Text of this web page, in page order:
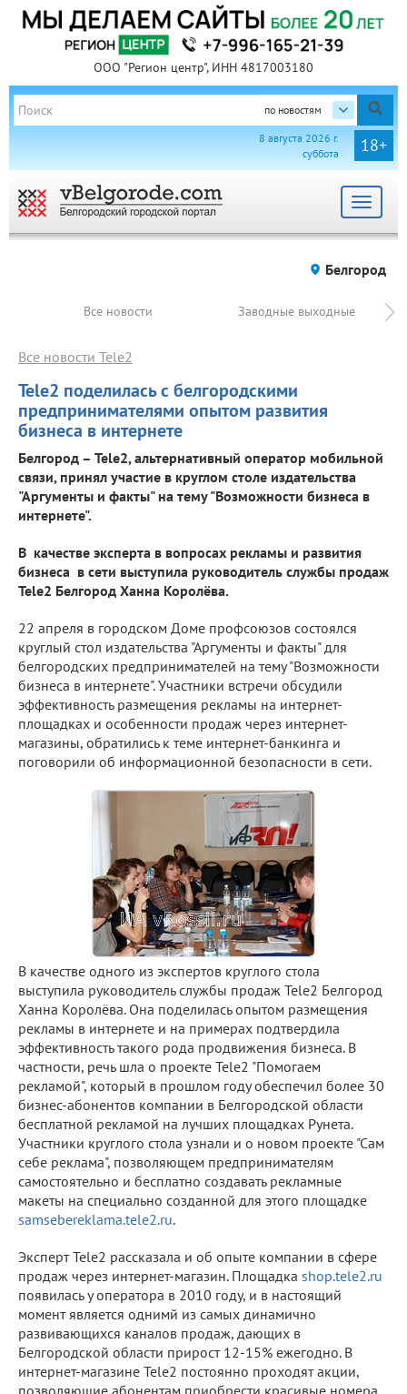
ООО "Регион центр", ИНН 4817003180
по новостям
18+
8 августа 2026 г.
суббота
Toggle
Белгород
Все новости Заводные выходные
Tele2 поделилась с белгородскими
предпринимателями опытом развития
бизнеса в интернете
Все новости Tele2
Белгород – Tele2, альтернативный оператор мобильной
связи, принял участие в круглом столе издательства
"Аргументы и факты" на тему "Возможности бизнеса в
интернете".
В качестве эксперта в вопросах рекламы и развития
бизнеса в сети выступила руководитель службы продаж
Tele2 Белгород Ханна Королёва.
22 апреля в городском Доме профсоюзов состоялся
круглый стол издательства "Аргументы и факты" для
белгородских предпринимателей на тему "Возможности
бизнеса в интернете". Участники встречи обсудили
эффективность размещения рекламы на интернет-
площадках и особенности продаж через интернет-
магазины, обратились к теме интернет-банкинга и
поговорили об информационной безопасности в сети.
В качестве одного из экспертов круглого стола
выступила руководитель службы продаж Tele2 Белгород
Ханна Королёва. Она поделилась опытом размещения
рекламы в интернете и на примерах подтвердила
эффективность такого рода продвижения бизнеса. В
частности, речь шла о проекте Tele2 "Помогаем
рекламой", который в прошлом году обеспечил более 30
бизнес-абонентов компании в Белгородской области
бесплатной рекламой на лучших площадках Рунета.
Участники круглого стола узнали и о новом проекте "Сам
себе реклама", позволяющем предпринимателям
самостоятельно и бесплатно создавать рекламные
макеты на специально созданной для этого площадке
samsebereklama.tele2.ru.
Эксперт Tele2 рассказала и об опыте компании в сфере
продаж через интернет-магазин. Площадка shop.tele2.ru
появилась у оператора в 2010 году, и в настоящий
момент является однимй из самых динамично
развивающихся каналов продаж, дающих в
Белгородской области прирост 12-15% ежегодно. В
интернет-магазине Tele2 постоянно проходят акции,
позволяющие абонентам приобрести красивые номера